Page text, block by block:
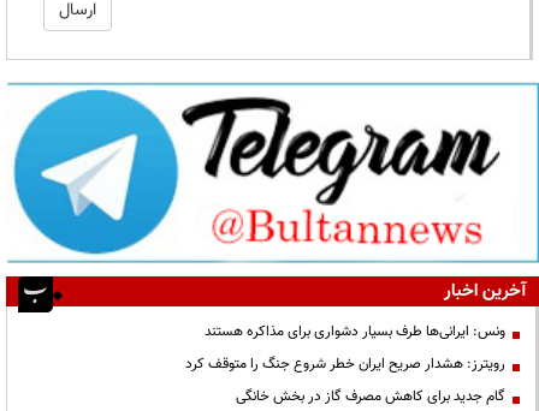
آخرین اخبار
ونس: ایرانی‌ها طرف بسیار دشواری برای مذاکره هستند
رویترز: هشدار صریح ایران خطر شروع جنگ را متوقف کرد
گام جدید برای کاهش مصرف گاز در بخش خانگی